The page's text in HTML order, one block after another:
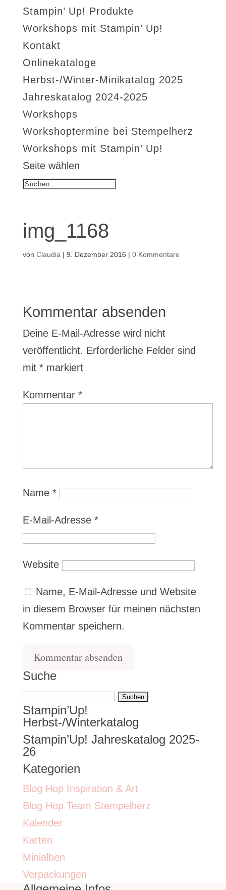
Stampin’ Up! Produkte
Workshops mit Stampin’ Up!
Kontakt
Onlinekataloge
Herbst-/Winter-Minikatalog 2025
Jahreskatalog 2024-2025
Workshops
Workshoptermine bei Stempelherz
Workshops mit Stampin’ Up!
Seite wählen
img_1168
von Claudia | 9. Dezember 2016 | 0 Kommentare
Kommentar absenden
Deine E-Mail-Adresse wird nicht
veröffentlicht. Erforderliche Felder sind
mit *markiert
Kommentar *
Name *
E-Mail-Adresse *
Website
Name, E-Mail-Adresse und Website
in diesem Browser für meinen nächsten
Kommentar speichern.
Suche
Suchen
nach:
Stampin’Up!
Herbst-/Winterkatalog
Stampin’Up! Jahreskatalog 2025-
26
Kategorien
Blog Hop Inspiration & Art
Blog Hop Team Stempelherz
Kalender
Karten
Minialben
Verpackungen